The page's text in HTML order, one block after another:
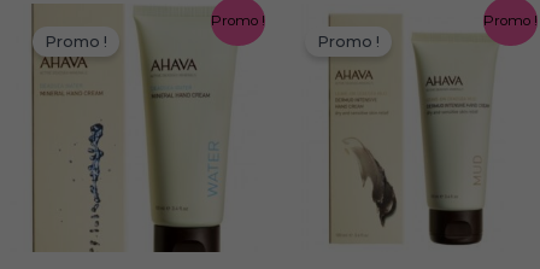
Promo !
Promo !
prix
initial
était :
16,00 €.
prix
est :
11,20 €.
Promo !
Promo !
Le
prix
initial
était :
prix
actuel
est :